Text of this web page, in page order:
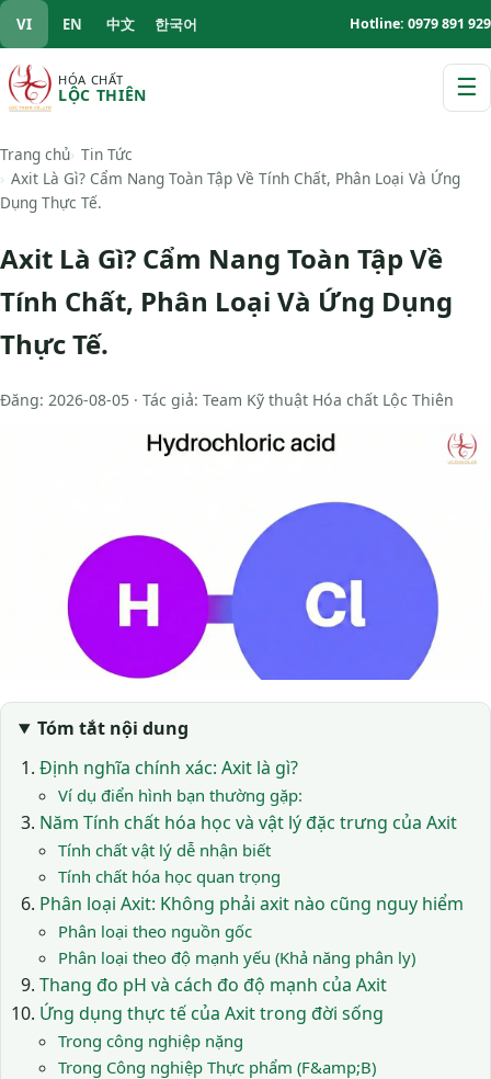
VI EN 中文 한국어 Hotline: 0979 891 929
HÓA CHẤT
LỘC THIÊN ☰
Trang chủ Tin Tức
Axit Là Gì? Cẩm Nang Toàn Tập Về Tính Chất, Phân Loại Và Ứng
Dụng Thực Tế.
Axit Là Gì? Cẩm Nang Toàn Tập Về
Tính Chất, Phân Loại Và Ứng Dụng
Thực Tế.
Đăng: 2026-08-05 · Tác giả: Team Kỹ thuật Hóa chất Lộc Thiên
Tóm tắt nội dung
Định nghĩa chính xác: Axit là gì?
Ví dụ điển hình bạn thường gặp:
Năm Tính chất hóa học và vật lý đặc trưng của Axit
Tính chất vật lý dễ nhận biết
Tính chất hóa học quan trọng
Phân loại Axit: Không phải axit nào cũng nguy hiểm
Phân loại theo nguồn gốc
Phân loại theo độ mạnh yếu (Khả năng phân ly)
Thang đo pH và cách đo độ mạnh của Axit
Ứng dụng thực tế của Axit trong đời sống
Trong công nghiệp nặng
Trong Công nghiệp Thực phẩm (F&amp;B)